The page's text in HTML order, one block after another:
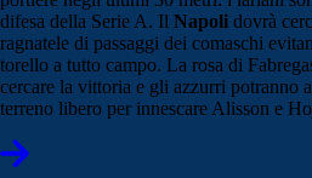
difesa della Serie A. Il Napoli dovrà
ragnatele di passaggi dei comaschi
torello a tutto campo. La rosa di
cercare la vittoria e gli azzurri potranno
terreno libero per innescare Alisson e